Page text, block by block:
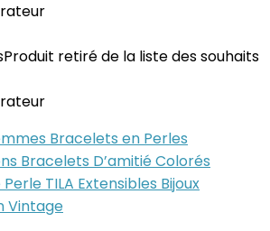
Produit retiré de la liste des souhaits